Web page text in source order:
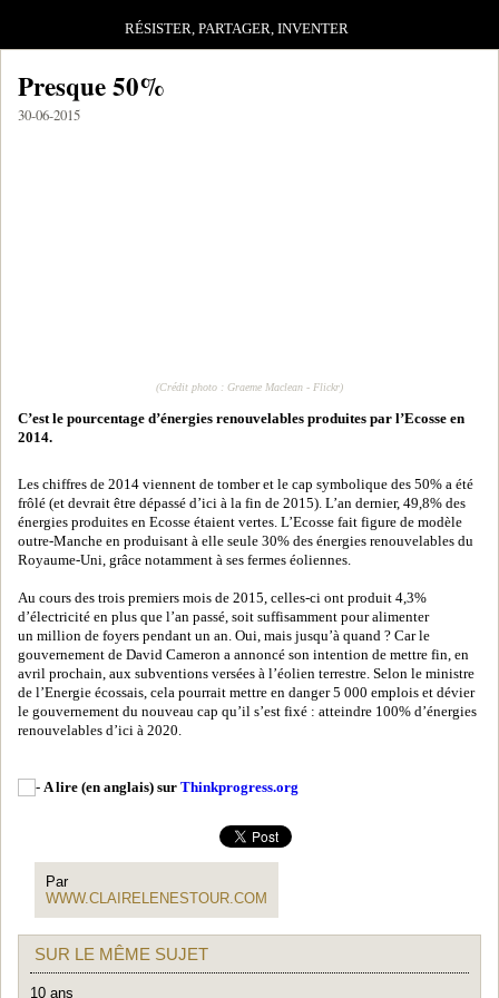
RÉSISTER, PARTAGER, INVENTER
Presque 50%
30-06-2015
(Crédit photo : Graeme Maclean - Flickr)
C’est le pourcentage d’énergies renouvelables produites par l’Ecosse en
2014.
Les chiffres de 2014 viennent de tomber et le cap symbolique des 50% a été
frôlé (et devrait être dépassé d’ici à la fin de 2015). L’an dernier, 49,8% des
énergies produites en Ecosse étaient vertes. L’Ecosse fait figure de modèle
outre-Manche en produisant à elle seule 30% des énergies renouvelables du
Royaume-Uni, grâce notamment à ses fermes éoliennes.
Au cours des trois premiers mois de 2015, celles-ci ont produit 4,3%
d’électricité en plus que l’an passé, soit suffisamment pour alimenter
un million de foyers pendant un an. Oui, mais jusqu’à quand ? Car le
gouvernement de David Cameron a annoncé son intention de mettre fin, en
avril prochain, aux subventions versées à l’éolien terrestre. Selon le ministre
de l’Energie écossais, cela pourrait mettre en danger 5 000 emplois et dévier
le gouvernement du nouveau cap qu’il s’est fixé : atteindre 100% d’énergies
renouvelables d’ici à 2020.
A lire (en anglais) sur Thinkprogress.org
Par
WWW.CLAIRELENESTOUR.COM
SUR LE MÊME SUJET
10 ans